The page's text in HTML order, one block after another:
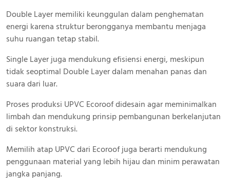
Double Layer memiliki keunggulan dalam penghematan
energi karena struktur berongganya membantu menjaga
suhu ruangan tetap stabil.
Single Layer juga mendukung efisiensi energi, meskipun
tidak seoptimal Double Layer dalam menahan panas dan
suara dari luar.
Proses produksi UPVC Ecoroof didesain agar meminimalkan
limbah dan mendukung prinsip pembangunan berkelanjutan
di sektor konstruksi.
Memilih atap UPVC dari Ecoroof juga berarti mendukung
penggunaan material yang lebih hijau dan minim perawatan
jangka panjang.